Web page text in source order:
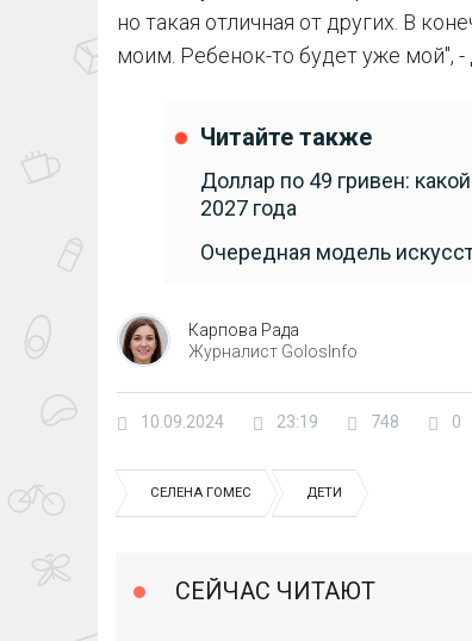
но такая отличная от других. В
моим. Ребенок-то будет уже мой", -
Читайте также
Доллар по 49 гривен:
2027 года
Очередная модель
Карпова Рада
Журналист GolosInfo
10.09.2024 23:19 748 0
СЕЛЕНА ГОМЕС ДЕТИ
СЕЙЧАС ЧИТАЮТ